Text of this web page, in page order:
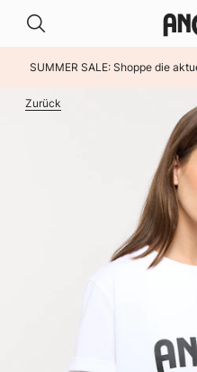
SUMMER SALE: Shoppe die
Zurück